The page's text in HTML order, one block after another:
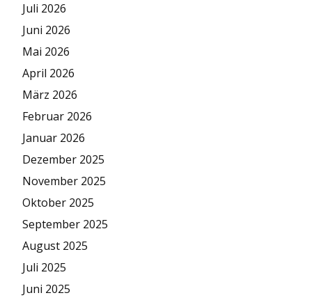
Juli 2026
Juni 2026
Mai 2026
April 2026
März 2026
Februar 2026
Januar 2026
Dezember 2025
November 2025
Oktober 2025
September 2025
August 2025
Juli 2025
Juni 2025